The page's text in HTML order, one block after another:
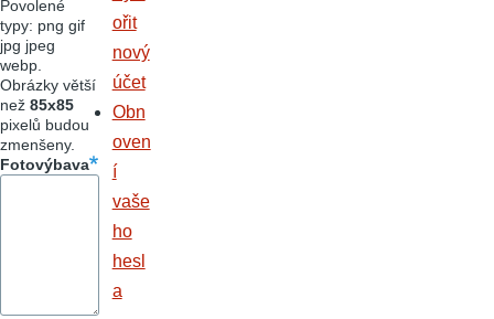
Povolené
typy: png gif
jpg jpeg
webp.
Obrázky větší
než 85x85
pixelů budou
zmenšeny.
Fotovýbava
ořit
nový
účet
Obn
oven
í
vaše
ho
hesl
a